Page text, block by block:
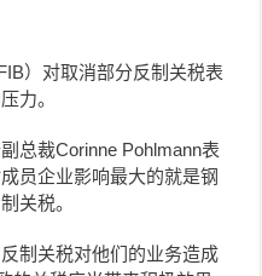
）对取消部分反制关税表
力。
总裁Corinne Pohlmann表
员企业影响最大的就是钢
关税。
制关税对他们的业务造成